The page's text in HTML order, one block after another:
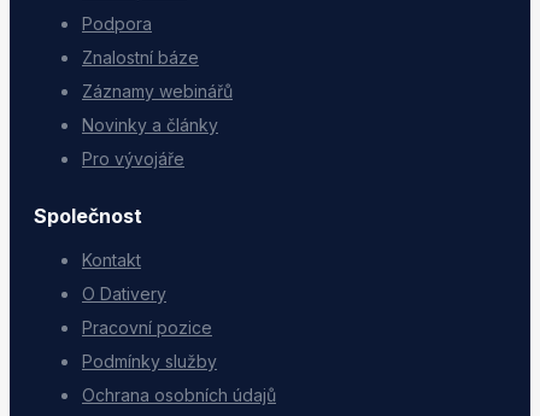
Podpora
Znalostní báze
Záznamy webinářů
Novinky a články
Pro vývojáře
Společnost
Kontakt
O Dativery
Pracovní pozice
Podmínky služby
Ochrana osobních údajů